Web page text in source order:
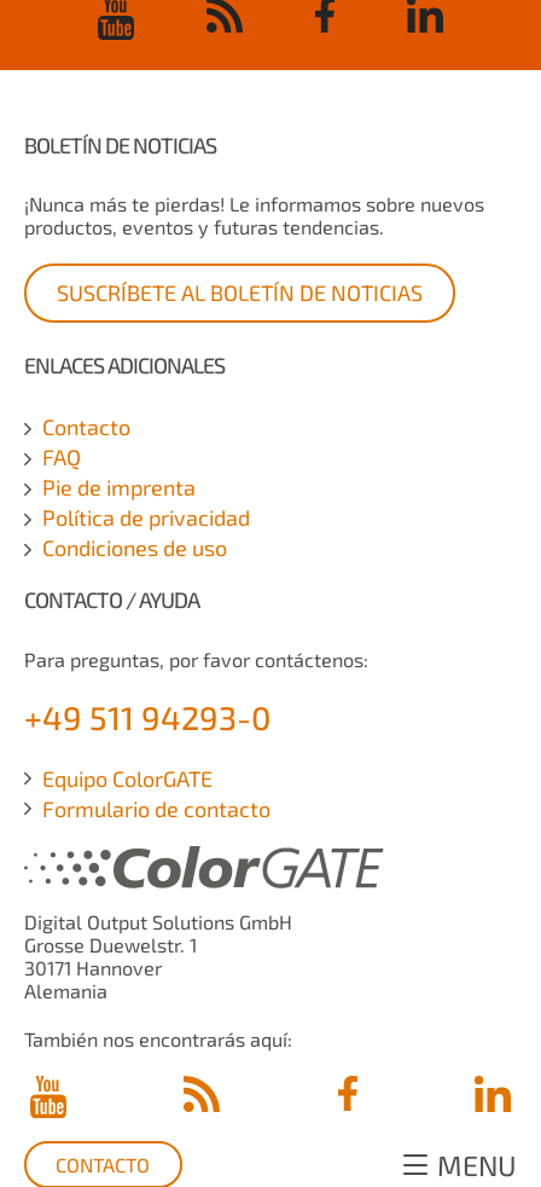
MENU
CONTACTO
BOLETÍN DE NOTICIAS
¡Nunca más te pierdas! Le informamos sobre nuevos
productos, eventos y futuras tendencias.
SUSCRÍBETE AL BOLETÍN DE NOTICIAS
ENLACES ADICIONALES
Contacto
FAQ
Pie de imprenta
Política de privacidad
Condiciones de uso
CONTACTO / AYUDA
Para preguntas, por favor contáctenos:
+49 511 94293-0
Equipo ColorGATE
Formulario de contacto
Digital Output Solutions GmbH
Grosse Duewelstr. 1
30171 Hannover
Alemania
También nos encontrarás aquí: